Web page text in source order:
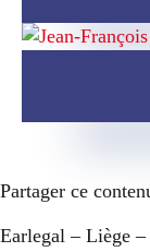
Partager ce
Earlegal – Liège –